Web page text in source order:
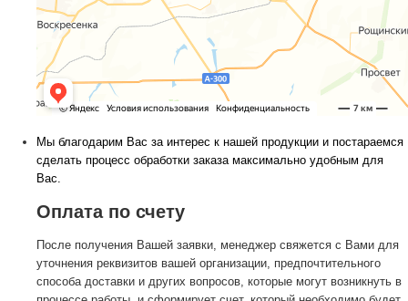
Мы благодарим Вас за интерес к нашей продукции и постараемся
сделать процесс обработки заказа максимально удобным для
Вас.
Оплата по счету
После получения Вашей заявки, менеджер свяжется с Вами для
уточнения реквизитов вашей организации, предпочтительного
способа доставки и других вопросов, которые могут возникнуть в